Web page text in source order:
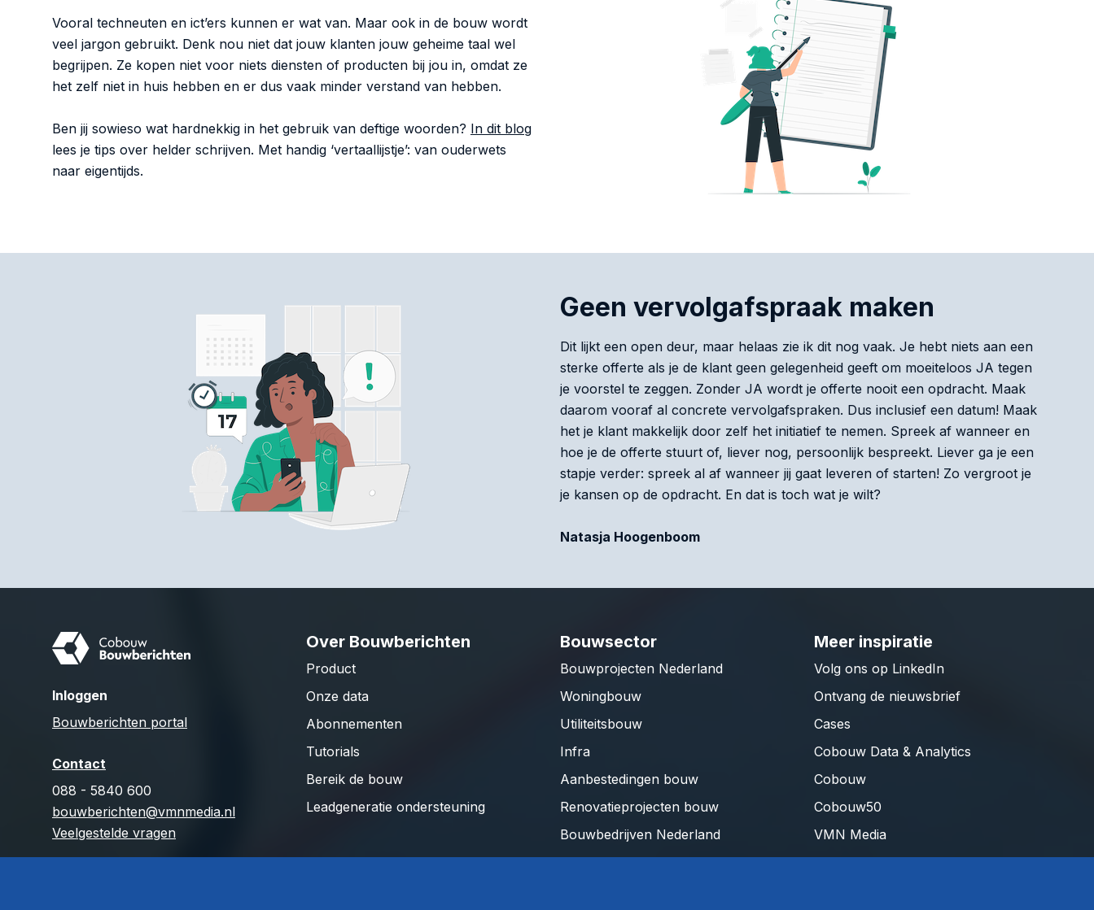
Vooral techneuten en ict’ers kunnen er wat van. Maar ook in de bouw wordt
veel jargon gebruikt. Denk nou niet dat jouw klanten jouw geheime taal wel
begrijpen. Ze kopen niet voor niets diensten of producten bij jou in, omdat ze
het zelf niet in huis hebben en er dus vaak minder verstand van hebben.
Ben jij sowieso wat hardnekkig in het gebruik van deftige woorden? In dit blog
lees je tips over helder schrijven. Met handig ‘vertaallijstje’: van ouderwets
naar eigentijds.
Geen vervolgafspraak maken
Dit lijkt een open deur, maar helaas zie ik dit nog vaak. Je hebt niets aan een
sterke offerte als je de klant geen gelegenheid geeft om moeiteloos JA tegen
je voorstel te zeggen. Zonder JA wordt je offerte nooit een opdracht. Maak
daarom vooraf al concrete vervolgafspraken. Dus inclusief een datum! Maak
het je klant makkelijk door zelf het initiatief te nemen. Spreek af wanneer en
hoe je de offerte stuurt of, liever nog, persoonlijk bespreekt. Liever ga je een
stapje verder: spreek al af wanneer jij gaat leveren of starten! Zo vergroot je
je kansen op de opdracht. En dat is toch wat je wilt?
Natasja Hoogenboom
Inloggen
Bouwberichten portal
Contact
088 - 5840 600
bouwberichten@vmnmedia.nl
Veelgestelde vragen
Over Bouwberichten
Product
Onze data
Abonnementen
Tutorials
Bereik de bouw
Leadgeneratie ondersteuning
Bouwsector
Bouwprojecten Nederland
Woningbouw
Utiliteitsbouw
Infra
Aanbestedingen bouw
Renovatieprojecten bouw
Bouwbedrijven Nederland
Architectenbureaus Nederland
Meer inspiratie
Volg ons op LinkedIn
Ontvang de nieuwsbrief
Cases
Cobouw Data & Analytics
Cobouw
Cobouw50
VMN Media